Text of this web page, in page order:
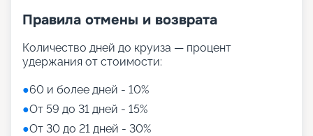
Правила отмены и возврата
Количество дней до круиза — процент
удержания от стоимости:
●60 и более дней - 10%
●От 59 до 31 дней - 15%
●От 30 до 21 дней - 30%